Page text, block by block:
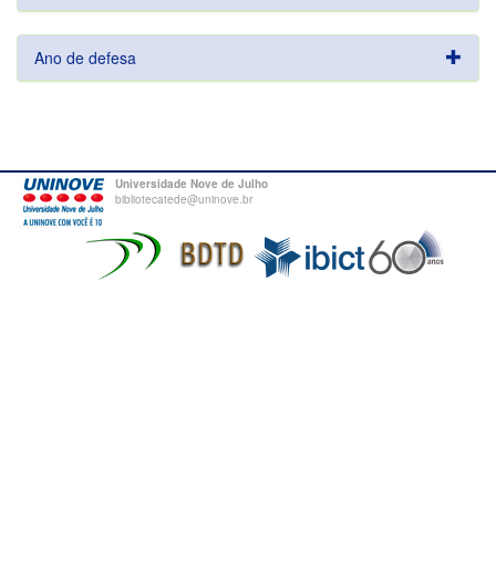
Ano de defesa
Universidade Nove de Julho
bibliotecatede@uninove.br